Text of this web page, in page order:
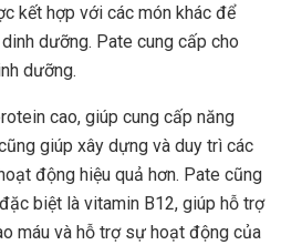
kết hợp với các món khác để
dưỡng. Pate cung cấp cho
dưỡng.
cao, giúp cung cấp năng
giúp xây dựng và duy trì các
động hiệu quả hơn. Pate cũng
biệt là vitamin B12, giúp hỗ trợ
máu và hỗ trợ sự hoạt động của